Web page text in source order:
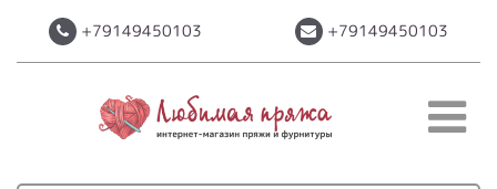
+79149450103 +79149450103